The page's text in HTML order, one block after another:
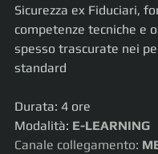
Sicurezza ex Fiduciari,
competenze tecniche e
spesso trascurate nei
standard
Durata: 4 ore
Modalità: E-LEARNING
Canale collegamento: